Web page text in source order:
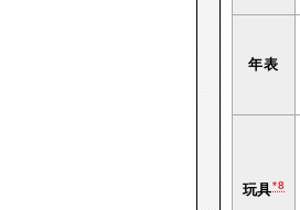
年表
玩具*8